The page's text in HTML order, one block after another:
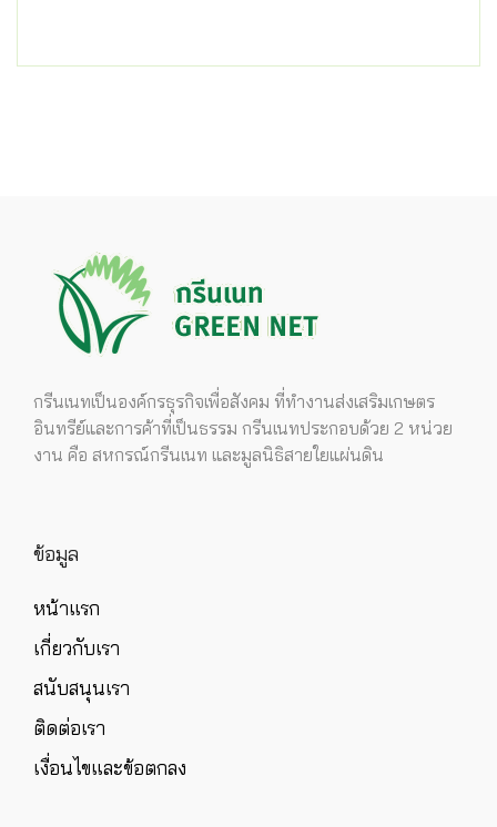
กรีนเนทเป็นองค์กรธุรกิจเพื่อสังคม ที่ทำงานส่งเสริมเกษตร
อินทรีย์และการค้าที่เป็นธรรม กรีนเนทประกอบด้วย 2 หน่วย
งาน คือ สหกรณ์กรีนเนท และมูลนิธิสายใยแผ่นดิน
ข้อมูล
หน้าแรก
เกี่ยวกับเรา
สนับสนุนเรา
ติดต่อเรา
เงื่อนไขและข้อตกลง